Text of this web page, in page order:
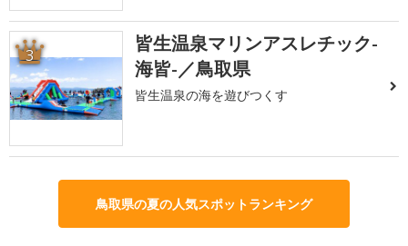
3
皆生温泉マリンアスレチック-
海皆-／鳥取県
皆生温泉の海を遊びつくす
鳥取県の夏の人気スポットランキング